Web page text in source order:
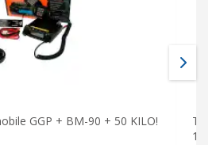
GGP + BM-90 + 50 KILO!
TLM
144-